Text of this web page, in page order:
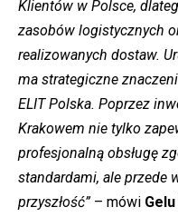
Klientów w Polsce,
zasobów logistycznych
realizowanych dostaw.
ma strategiczne
ELIT Polska. Poprzez
Krakowem nie tylko
profesjonalną obsługę
standardami, ale przede
przyszłość” – mówi